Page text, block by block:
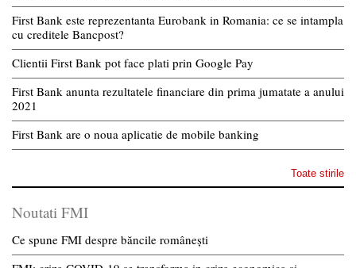
First Bank este reprezentanta Eurobank in Romania: ce se intampla
cu creditele Bancpost?
Clientii First Bank pot face plati prin Google Pay
First Bank anunta rezultatele financiare din prima jumatate a anului
2021
First Bank are o noua aplicatie de mobile banking
Toate stirile
Noutati FMI
Ce spune FMI despre băncile românești